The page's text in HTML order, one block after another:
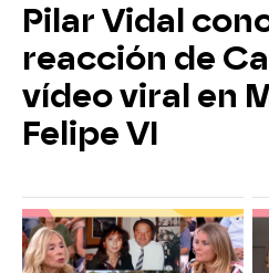
Pilar Vidal
reacción de
vídeo viral en
Felipe VI